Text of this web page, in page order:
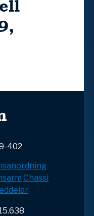
402
Chassi